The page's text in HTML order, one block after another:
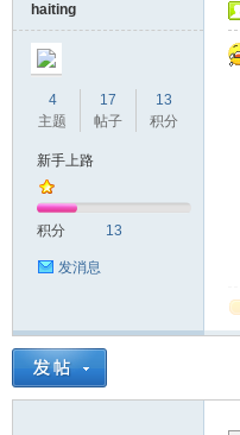
haiting
4
主题
17
帖子
13
积分
新手上路
积分 13
发消息